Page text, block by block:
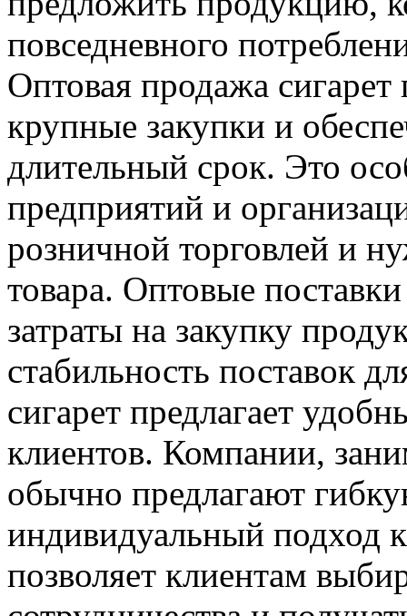
повседневного
Оптовая продажа сигарет
крупные закупки и
длительный срок. Это
предприятий и
розничной торговлей и
товара. Оптовые
затраты на закупку
стабильность поставок
сигарет предлагает
клиентов. Компании,
обычно предлагают
индивидуальный подход
позволяет клиентам